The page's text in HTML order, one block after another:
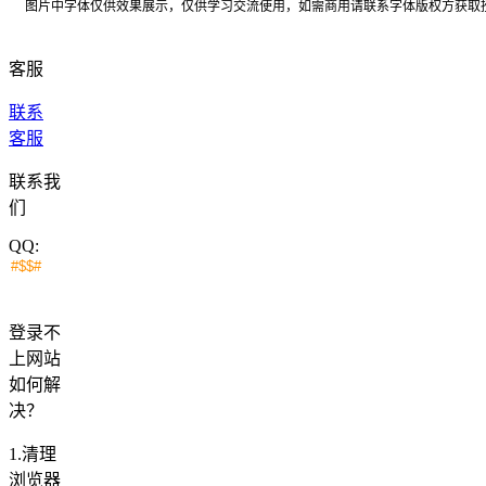
图片中字体仅供效果展示，仅供学习交流使用，如需商用请联系字体版权方获取
客服
联系
客服
联系我
们
QQ:
登录不
上网站
如何解
决？
1.清理
浏览器